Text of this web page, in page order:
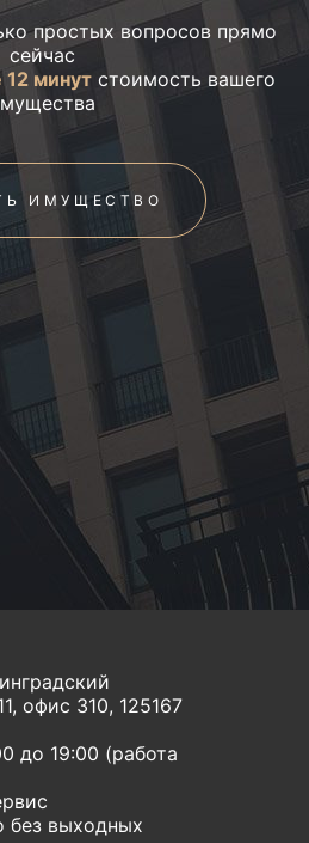
простых вопросов прямо
сейчас
12 минутстоимость вашего
ИМУЩЕСТВО
офис 310, 125167
до 19:00 (работа
без выходных